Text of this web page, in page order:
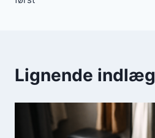
Lignende indlæg